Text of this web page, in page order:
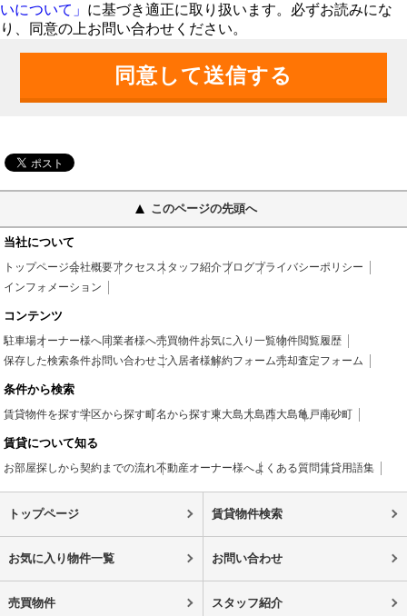
いについて」 に基づき適正に取り扱います。必ずお読みにな
り、同意の上お問い合わせください。
このページの先頭へ
当社について
トップページ会社概要アクセススタッフ紹介ブログプライバシーポリシー
インフォメーション
コンテンツ
駐車場オーナー様へ同業者様へ売買物件お気に入り一覧物件閲覧履歴
保存した検索条件お問い合わせご入居者様解約フォーム売却査定フォーム
条件から検索
賃貸物件を探す学区から探す町名から探す東大島大島西大島亀戸南砂町
賃貸について知る
お部屋探しから契約までの流れ不動産オーナー様へよくある質問賃貸用語集
トップページ 賃貸物件検索
お気に入り物件一覧 お問い合わせ
売買物件 スタッフ紹介